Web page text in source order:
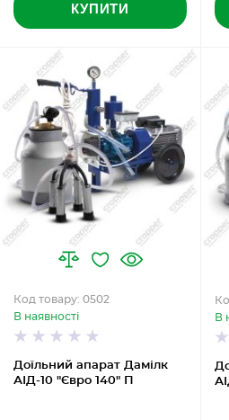
КУПИТИ
Доїльний апарат Дамілк
АІД-10 "Євро 140" П
Код товару: 0502
В наявності
В